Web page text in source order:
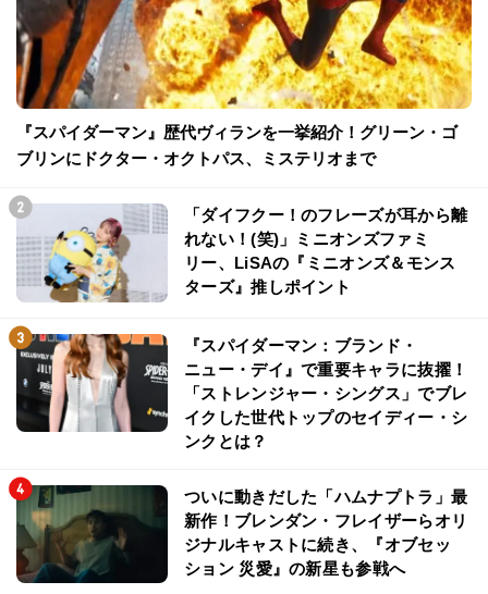
『スパイダーマン』歴代ヴィランを一挙紹介！グリーン・ゴ
ブリンにドクター・オクトパス、ミステリオまで
「ダイフクー！のフレーズが耳から離
れない！(笑)」ミニオンズファミ
リー、LiSAの『ミニオンズ＆モンス
ターズ』推しポイント
『スパイダーマン：ブランド・
ニュー・デイ』で重要キャラに抜擢！
「ストレンジャー・シングス」でブレ
イクした世代トップのセイディー・シ
ンクとは？
ついに動きだした「ハムナプトラ」最
新作！ブレンダン・フレイザーらオリ
ジナルキャストに続き、『オブセッ
ション 災愛』の新星も参戦へ